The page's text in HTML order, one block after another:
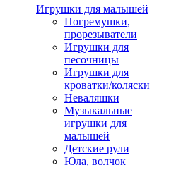
Игрушки для малышей
Погремушки,
прорезыватели
Игрушки для
песочницы
Игрушки для
кроватки/коляски
Неваляшки
Музыкальные
игрушки для
малышей
Детские рули
Юла, волчок